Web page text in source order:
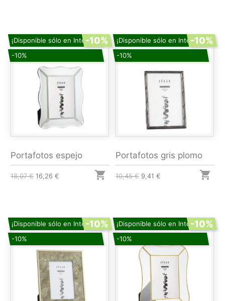
¡Disponible sólo en Internet!
-10%
-10%
Portafotos espejo
18,07 € 16,26 € 
¡Disponible sólo en Internet!
-10%
-10%
Portafotos gris plomo
10,45 € 9,41 € 
¡Disponible sólo en Internet!
-10%
-10%
¡Disponible sólo en Internet!
-10%
-10%